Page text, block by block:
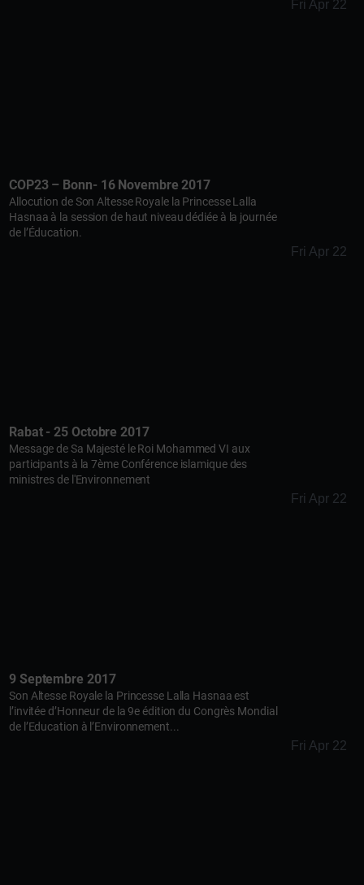
Fri Apr 22
COP23 – Bonn- 16 Novembre 2017
Allocution de Son Altesse Royale la Princesse Lalla
Hasnaa à la session de haut niveau dédiée à la journée
de l’Éducation.
Fri Apr 22
Rabat - 25 Octobre 2017
Message de Sa Majesté le Roi Mohammed VI aux
participants à la 7ème Conférence islamique des
ministres de l'Environnement
Fri Apr 22
9 Septembre 2017
Son Altesse Royale la Princesse Lalla Hasnaa est
l’invitée d’Honneur de la 9e édition du Congrès Mondial
de l’Education à l’Environnement...
Fri Apr 22